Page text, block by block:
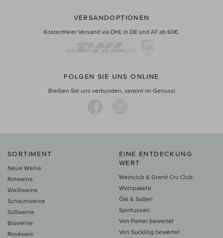
VERSANDOPTIONEN
Kostenfreier Versand via DHL in DE und AT ab 60€.
FOLGEN SIE UNS ONLINE
Bleiben Sie uns verbunden, vereint im Genuss!
SORTIMENT
Neue Weine
Rotweine
Weißweine
Schaumweine
Süßweine
Bioweine
Roséwein
EINE ENTDECKUNG
WERT
Weinclub & Grand Cru Club
Weinpakete
Öle & Soßen
Spirituosen
Von Parker bewertet
Von Suckling bewertet